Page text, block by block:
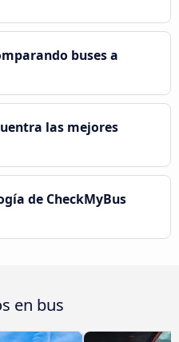
buses a
las mejores
de CheckMyBus
en bus